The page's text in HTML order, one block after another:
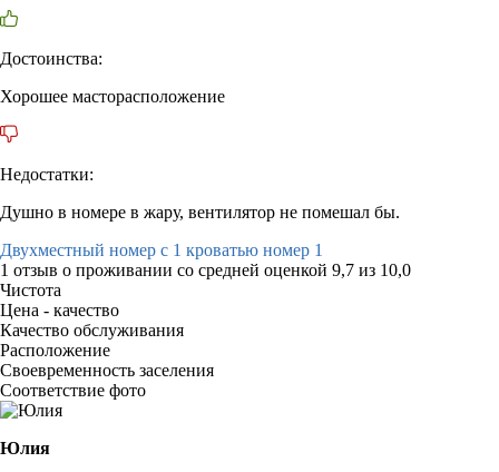
Достоинства:
Хорошее масторасположение
Недостатки:
Душно в номере в жару, вентилятор не помешал бы.
Двухместный номер с 1 кроватью номер 1
1 отзыв о проживании со средней оценкой 9,7 из 10,0
Чистота
Цена - качество
Качество обслуживания
Расположение
Своевременность заселения
Соответствие фото
Юлия